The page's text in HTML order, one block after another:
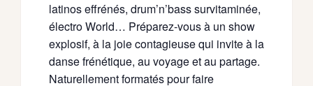
latinos effrénés, drum’n’bass survitaminée,
électro World… Préparez-vous à un show
explosif, à la joie contagieuse qui invite à la
danse frénétique, au voyage et au partage.
Naturellement formatés pour faire